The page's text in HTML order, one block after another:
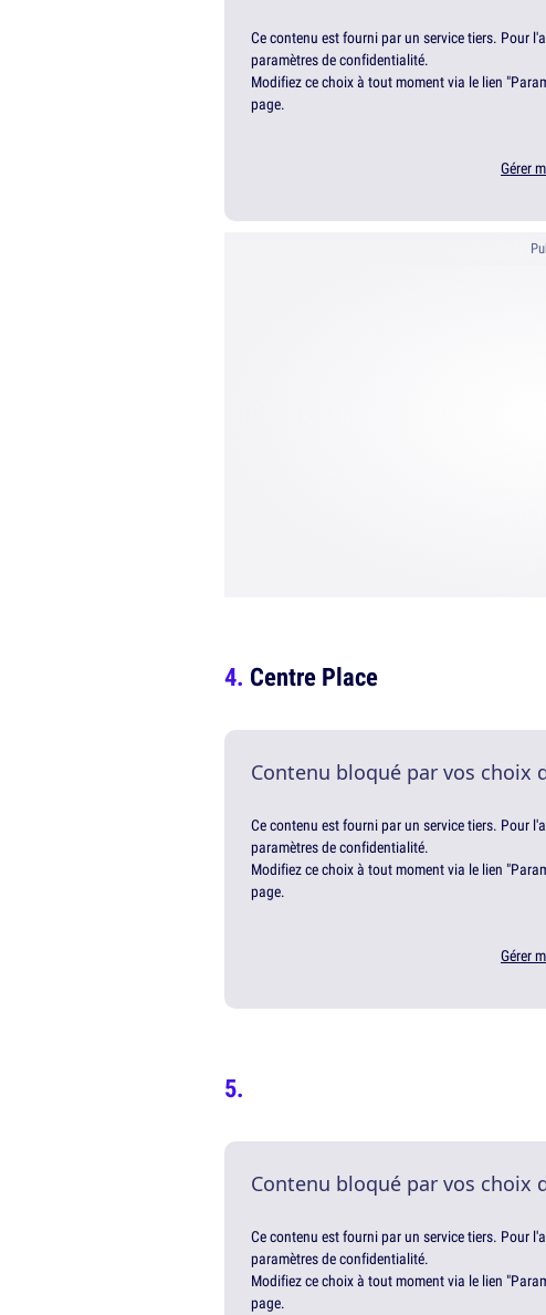
Ce contenu est fourni par un service tiers. Pour
paramètres de confidentialité.
Modifiez ce choix à tout moment via le lien
page.
Gérer
Centre Place
Contenu bloqué par vos choix
Ce contenu est fourni par un service tiers. Pour
paramètres de confidentialité.
Modifiez ce choix à tout moment via le lien
page.
Gérer
Contenu bloqué par vos choix
Ce contenu est fourni par un service tiers. Pour
paramètres de confidentialité.
Modifiez ce choix à tout moment via le lien
page.